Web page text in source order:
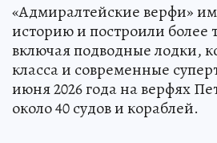
«Адмиралтейские верфи»
историю и построили более
включая подводные лодки,
класса и современные
июня 2026 года на верфях
около 40 судов и кораблей.